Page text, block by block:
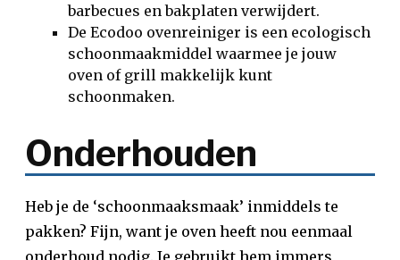
barbecues en bakplaten verwijdert.
De Ecodoo ovenreiniger is een ecologisch
schoonmaakmiddel waarmee je jouw
oven of grill makkelijk kunt
schoonmaken.
Onderhouden
Heb je de ‘schoonmaaksmaak’ inmiddels te
pakken? Fijn, want je oven heeft nou eenmaal